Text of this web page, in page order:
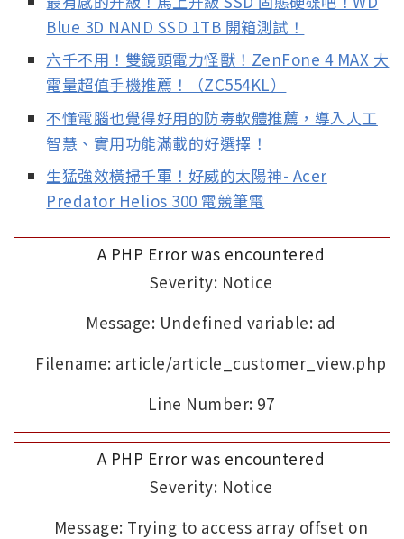
Blue 3D NAND SSD 1TB 開箱測試！
六千不用！雙鏡頭電力怪獸！ZenFone 4 MAX 大
電量超值手機推薦！（ZC554KL）
不懂電腦也覺得好用的防毒軟體推薦，導入人工
智慧、實用功能滿載的好選擇！
生猛強效橫掃千軍！好威的太陽神- Acer
Predator Helios 300 電競筆電
A PHP Error was encountered
Severity: Notice
Message: Undefined variable: ad
Filename: article/article_customer_view.php
Line Number: 97
A PHP Error was encountered
Severity: Notice
Message: Trying to access array offset on